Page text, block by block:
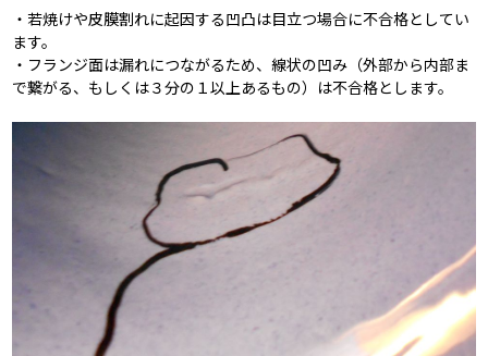
・若焼けや皮膜割れに起因する凹凸は目立つ場合に不合格としてい
ます。
・フランジ面は漏れにつながるため、線状の凹み（外部から内部ま
で繋がる、もしくは３分の１以上あるもの）は不合格とします。